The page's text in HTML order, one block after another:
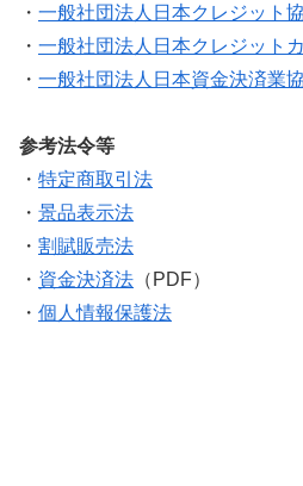
・ 一般社団法人日本クレジット
・ 一般社団法人日本クレジット
・ 一般社団法人日本資金決済業
参考法令等
・ 特定商取引法
・ 景品表示法
・ 割賦販売法
・ 資金決済法 （PDF）
・ 個人情報保護法